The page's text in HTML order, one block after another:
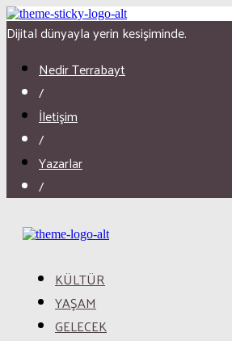
Dijital dünyayla yerin kesişiminde.
Nedir Terrabayt
/
İletişim
/
Yazarlar
/
KÜLTÜR
YAŞAM
GELECEK